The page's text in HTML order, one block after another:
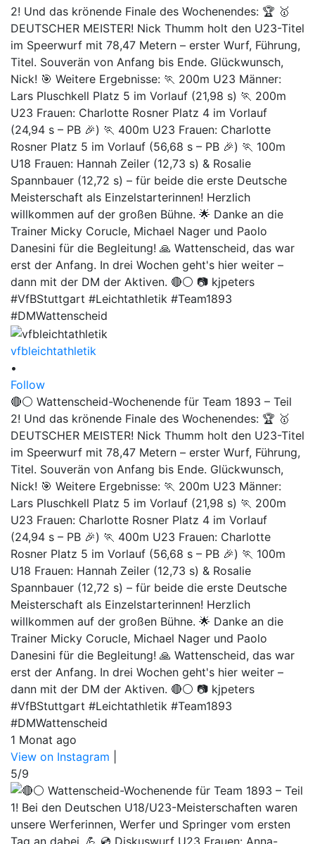
vfbleichtathletik
•
Follow
🔴⚪ Wattenscheid-Wochenende für Team 1893 – Teil
2! Und das krönende Finale des Wochenendes: 🏆 🥇
DEUTSCHER MEISTER! Nick Thumm holt den U23-Titel
im Speerwurf mit 78,47 Metern – erster Wurf, Führung,
Titel. Souverän von Anfang bis Ende. Glückwunsch,
Nick! 🎯 Weitere Ergebnisse: 🏃 200m U23 Männer:
Lars Pluschkell Platz 5 im Vorlauf (21,98 s) 🏃 200m
U23 Frauen: Charlotte Rosner Platz 4 im Vorlauf
(24,94 s – PB 🎉) 🏃 400m U23 Frauen: Charlotte
Rosner Platz 5 im Vorlauf (56,68 s – PB 🎉) 🏃 100m
U18 Frauen: Hannah Zeiler (12,73 s) & Rosalie
Spannbauer (12,72 s) – für beide die erste Deutsche
Meisterschaft als Einzelstarterinnen! Herzlich
willkommen auf der großen Bühne. 🌟 Danke an die
Trainer Micky Corucle, Michael Nager und Paolo
Danesini für die Begleitung! 🙏 Wattenscheid, das war
erst der Anfang. In drei Wochen geht's hier weiter –
dann mit der DM der Aktiven. 🔴⚪ 📷 kjpeters
#VfBStuttgart #Leichtathletik #Team1893
#DMWattenscheid
1 Monat ago
View on Instagram
5/9